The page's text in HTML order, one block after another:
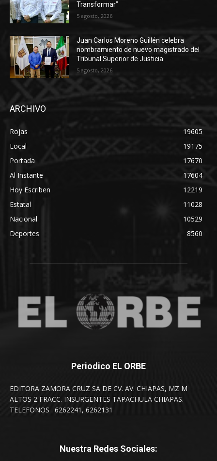
Transformar”
5 agosto, 2026
Juan Carlos Moreno Guillén celebra
nombramiento de nuevo magistrado del
Tribunal Superior de Justicia
5 agosto, 2026
ARCHIVO
Rojas
19605
Local
19175
Portada
17670
Al Instante
17604
Hoy Escriben
12219
Estatal
11028
Nacional
10529
Deportes
8560
Periodico EL ORBE
EDITORA ZAMORA CRUZ SA DE CV. AV. CHIAPAS, MZ M
ALTOS 2 FRACC. INSURGENTES TAPACHULA CHIAPAS.
TELEFONOS . 6262241, 6262131
Nuestra Redes Sociales: